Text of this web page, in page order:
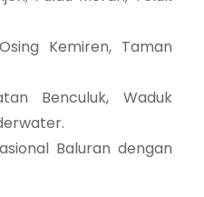
Kemiren, Taman
Benculuk, Waduk
Baluran dengan